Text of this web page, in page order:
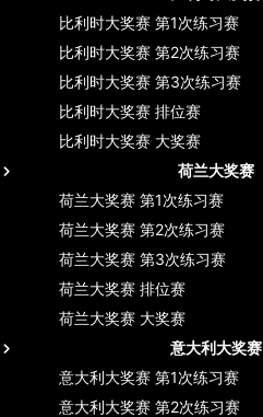
比利时大奖赛 第1次练习赛
比利时大奖赛 第2次练习赛
比利时大奖赛 第3次练习赛
比利时大奖赛 排位赛
比利时大奖赛 大奖赛
荷兰大奖赛
荷兰大奖赛 第1次练习赛
荷兰大奖赛 第2次练习赛
荷兰大奖赛 第3次练习赛
荷兰大奖赛 排位赛
荷兰大奖赛 大奖赛
意大利大奖赛
意大利大奖赛 第1次练习赛
意大利大奖赛 第2次练习赛